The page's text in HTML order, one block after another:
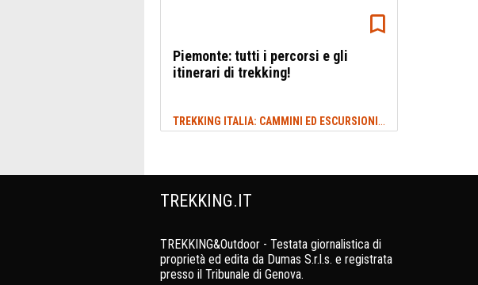
Piemonte: tutti i percorsi e gli
itinerari di trekking!
TREKKING ITALIA: CAMMINI ED ESCURSIONI
TREKKING.IT
TREKKING&Outdoor - Testata giornalistica di
proprietà ed edita da Dumas S.r.l.s. e registrata
presso il Tribunale di Genova.